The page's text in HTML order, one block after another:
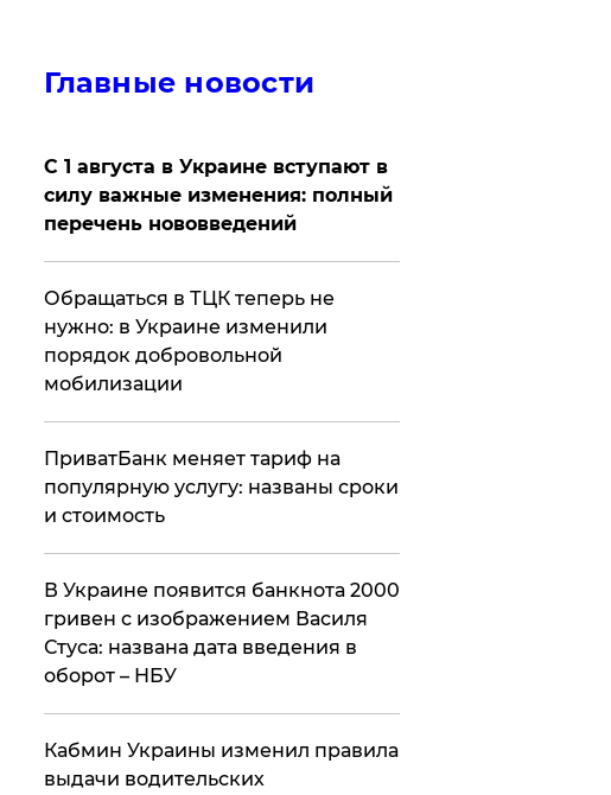
Главные новости
С 1 августа в Украине вступают в
силу важные изменения: полный
перечень нововведений
Обращаться в ТЦК теперь не
нужно: в Украине изменили
порядок добровольной
мобилизации
ПриватБанк меняет тариф на
популярную услугу: названы сроки
и стоимость
В Украине появится банкнота 2000
гривен с изображением Василя
Стуса: названа дата введения в
оборот – НБУ
Кабмин Украины изменил правила
выдачи водительских